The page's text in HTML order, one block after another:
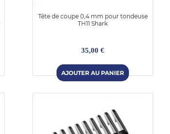
Tête de coupe 0,4 mm pour tondeuse
TH11 Shark
35,00 €